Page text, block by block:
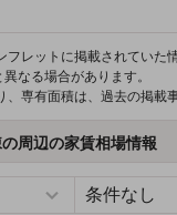
レットに掲載されていた
異なる場合があります。
専有面積は、過去の掲載
周辺の家賃相場情報